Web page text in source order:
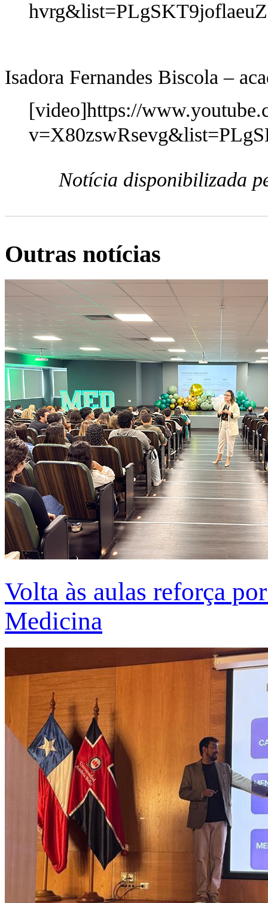
Isadora Fernandes Biscola –
[video]https://
Notícia disponibilizada
Outras notícias
Volta às aulas reforça
Medicina